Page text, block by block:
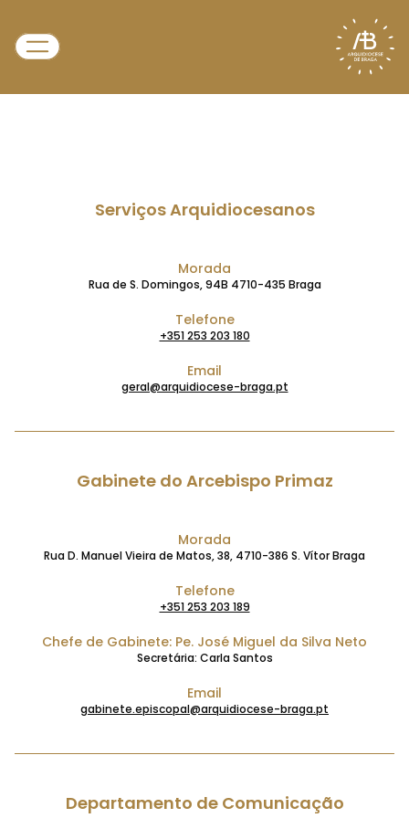
Serviços Arquidiocesanos
Morada
Rua de S. Domingos, 94B 4710-435 Braga
Telefone
+351 253 203 180
Email
geral@arquidiocese-braga.pt
Gabinete do Arcebispo Primaz
Morada
Rua D. Manuel Vieira de Matos, 38, 4710-386 S. Vítor Braga
Telefone
+351 253 203 189
Chefe de Gabinete: Pe. José Miguel da Silva Neto
Secretária: Carla Santos
Email
gabinete.episcopal@arquidiocese-braga.pt
Departamento de Comunicação